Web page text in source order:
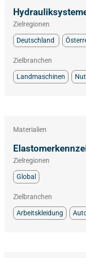
Zielregionen
Deutschland
Zielbranchen
Landmaschinen
Materialien
Zielregionen
Global
Zielbranchen
Arbeitskleidung